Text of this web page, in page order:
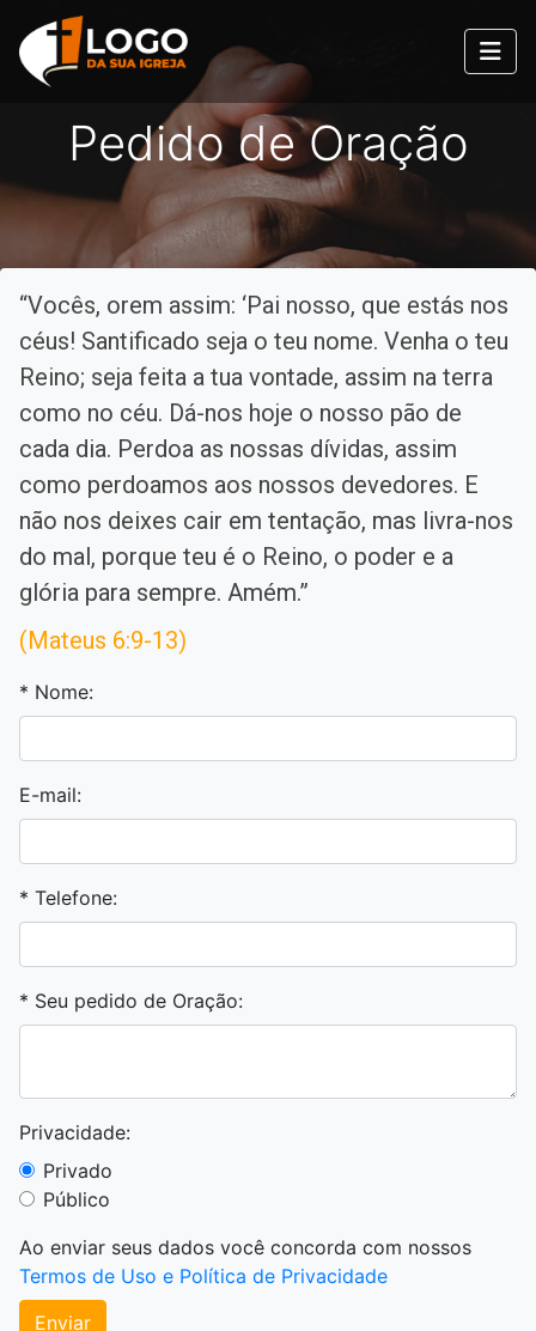
Pedido de Oração
“Vocês, orem assim: ‘Pai nosso, que estás nos
céus! Santificado seja o teu nome. Venha o teu
Reino; seja feita a tua vontade, assim na terra
como no céu. Dá-nos hoje o nosso pão de
cada dia. Perdoa as nossas dívidas, assim
como perdoamos aos nossos devedores. E
não nos deixes cair em tentação, mas livra-nos
do mal, porque teu é o Reino, o poder e a
glória para sempre. Amém.”
(Mateus 6:9-13)
* Nome:
E-mail:
* Telefone:
* Seu pedido de Oração:
Privacidade:
Privado
Público
Ao enviar seus dados você concorda com nossos
Termos de Uso e Política de Privacidade